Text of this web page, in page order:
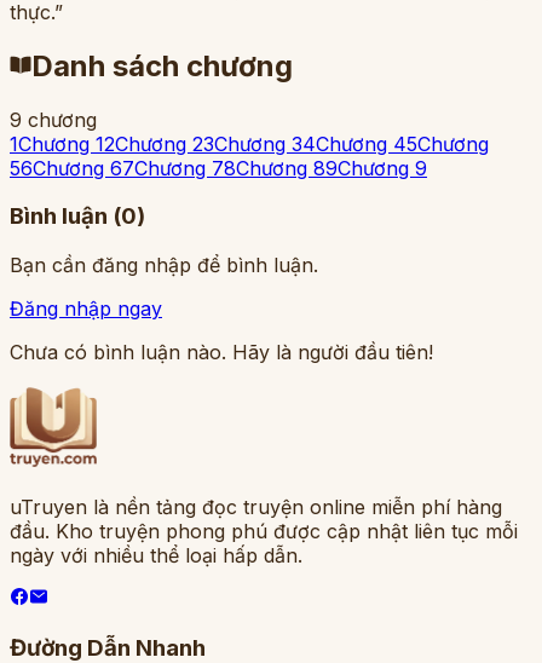
thực.”
Danh sách chương
9 chương
1Chương 12Chương 23Chương 34Chương 45Chương
56Chương 67Chương 78Chương 89Chương 9
Bình luận (0)
Bạn cần đăng nhập để bình luận.
Đăng nhập ngay
Chưa có bình luận nào. Hãy là người đầu tiên!
uTruyen là nền tảng đọc truyện online miễn phí hàng
đầu. Kho truyện phong phú được cập nhật liên tục mỗi
ngày với nhiều thể loại hấp dẫn.
Đường Dẫn Nhanh